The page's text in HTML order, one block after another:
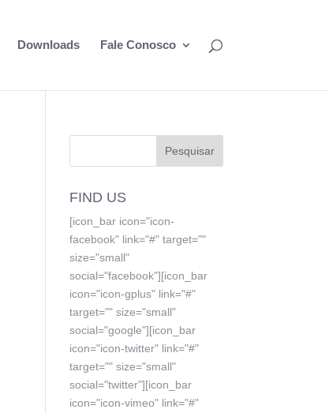
Downloads Fale Conosco
FIND US
[icon_bar icon="icon-
facebook" link="#" target=""
size="small"
social="facebook"][icon_bar
icon="icon-gplus" link="#"
target="" size="small"
social="google"][icon_bar
icon="icon-twitter" link="#"
target="" size="small"
social="twitter"][icon_bar
icon="icon-vimeo" link="#"